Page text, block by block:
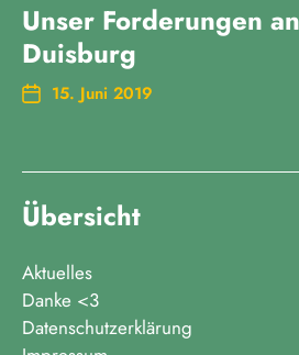
Unser Forderungen
Duisburg
15. Juni 2019
Übersicht
Aktuelles
Danke <3
Datenschutzerklärung